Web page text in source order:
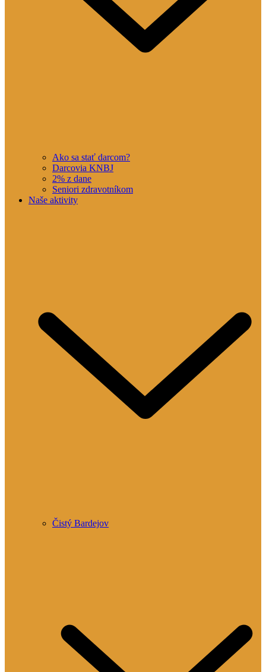
Ako sa stať darcom?
Darcovia KNBJ
2% z dane
Seniori zdravotníkom
Naše aktivity
Čistý Bardejov